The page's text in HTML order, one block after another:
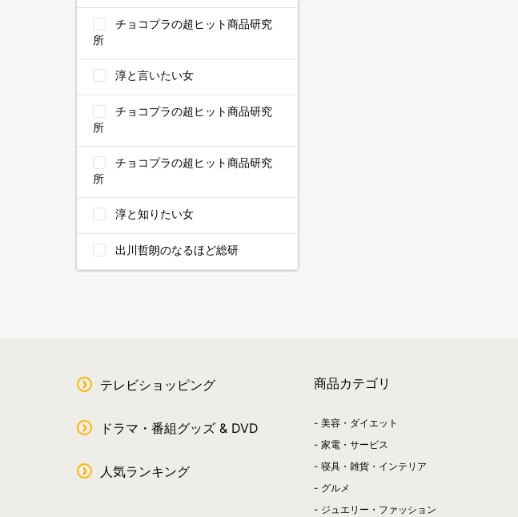
チョコプラの超ヒット商品研究
所
淳と言いたい女
チョコプラの超ヒット商品研究
所
チョコプラの超ヒット商品研究
所
淳と知りたい女
出川哲朗のなるほど総研
テレビショッピング
ドラマ・番組グッズ & DVD
人気ランキング
商品カテゴリ
美容・ダイエット
家電・サービス
寝具・雑貨・インテリア
グルメ
ジュエリー・ファッション